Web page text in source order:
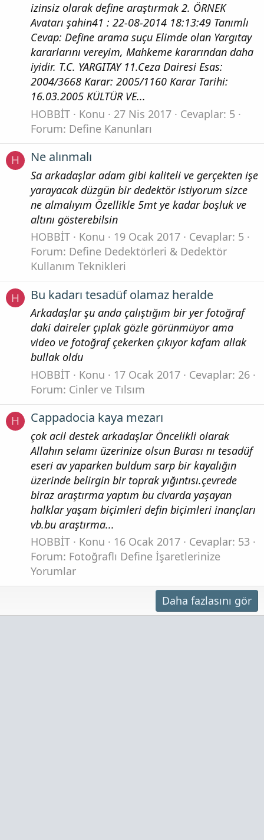
izinsiz olarak define araştırmak 2. ÖRNEK
Avatarı şahin41 : 22-08-2014 18:13:49 Tanımlı
Cevap: Define arama suçu Elimde olan Yargıtay
kararlarını vereyim, Mahkeme kararından daha
iyidir. T.C. YARGITAY 11.Ceza Dairesi Esas:
2004/3668 Karar: 2005/1160 Karar Tarihi:
16.03.2005 KÜLTÜR VE...
HOBBİT
Konu 27 Nis 2017
Cevaplar: 5
Forum: Define Kanunları
H Ne alınmalı
Sa arkadaşlar adam gibi kaliteli ve gerçekten işe
yarayacak düzgün bir dedektör istiyorum sizce
ne almalıyım Özellikle 5mt ye kadar boşluk ve
altını gösterebilsin
HOBBİT
Konu 19 Ocak 2017
Cevaplar: 5
Forum: Define Dedektörleri & Dedektör
Kullanım Teknikleri
H Bu kadarı tesadüf olamaz heralde
Arkadaşlar şu anda çalıştığım bir yer fotoğraf
daki daireler çıplak gözle görünmüyor ama
video ve fotoğraf çekerken çıkıyor kafam allak
bullak oldu
HOBBİT
Konu 17 Ocak 2017
Cevaplar: 26
Forum: Cinler ve Tılsım
H Cappadocia kaya mezarı
çok acil destek arkadaşlar Öncelikli olarak
Allahın selamı üzerinize olsun Burası nı tesadüf
eseri av yaparken buldum sarp bir kayalığın
üzerinde belirgin bir toprak yığıntısı.çevrede
biraz araştırma yaptım bu civarda yaşayan
halklar yaşam biçimleri defin biçimleri inançları
vb.bu araştırma...
HOBBİT
Konu 16 Ocak 2017
Cevaplar: 53
Forum: Fotoğraflı Define İşaretlerinize
Yorumlar
Daha fazlasını gör